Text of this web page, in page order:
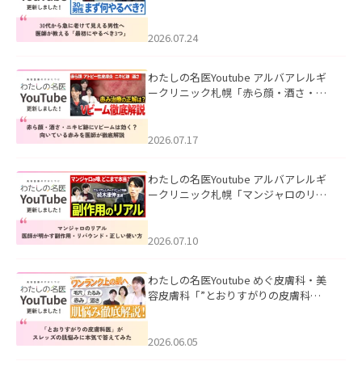
た。
2026.07.24
わたしの名医Youtube アルバアレルギ
ークリニック札幌「赤ら顔・酒さ・ニ
した。
2026.07.17
わたしの名医Youtube アルバアレルギ
ークリニック札幌「マンジャロのリア
た。
2026.07.10
わたしの名医Youtube めぐ皮膚科・美
容皮膚科「”とおりすがりの皮膚科
2026.06.05